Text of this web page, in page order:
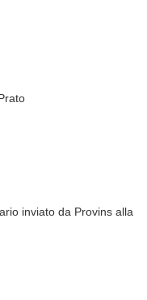
inviato da Provins alla